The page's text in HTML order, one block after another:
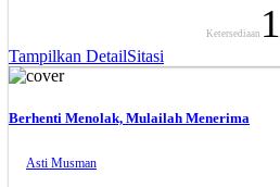
Ketersediaan 1
Tampilkan DetailSitasi
Berhenti Menolak, Mulailah Menerima
Asti Musman